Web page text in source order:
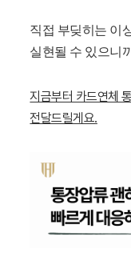
직접 부딪히는 이
실현될 수 있으니
지금부터 카드연체
전달드릴게요.